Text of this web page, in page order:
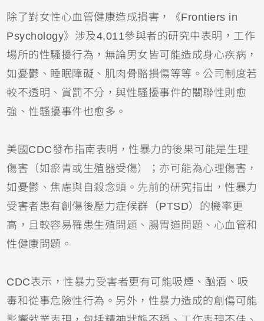
除了對女性心血管健康造成損害，《Frontiers in
Psychology》涉及4,011參與者的研究中表明，工作
場所的性騷擾行為，無論男女皆可能造成身心疾病，
如憂鬱、睡眠障礙、肌肉骨骼損傷等等。公司制度若
較不透明、賞罰不分，與性騷擾事件的關聯性則愈
強、性騷擾事件也愈多。
美國CDC發布指南表明，性暴力的後果可能是生理
傷害（如瘀青或生殖器受傷）；亦可能為心理傷害，
如憂鬱、焦慮與自殺念頭。先前的研究指出，性暴力
受害者患有創傷後壓力症候群（PTSD）的機率更
高，且較容易罹患生殖問題、腸胃道問題、心血管和
性健康問題。
CDC表示，性暴力受害者更有可能吸煙、酗酒、吸
毒和從事危險性行為。另外，性暴力造成的創傷可能